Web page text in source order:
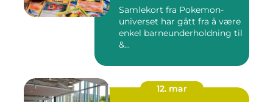
Samlekort fra Pokemon-
universet har gått fra å være
enkel barneunderholdning til
&...
12. mar